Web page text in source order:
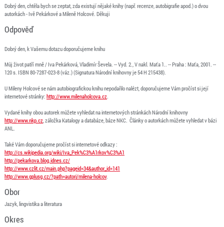
Dobrý den, chtěla bych se zeptat, zda existují nějaké knihy (např. recenze, autobigrafie apod.) o dvou
autorkách - Ivě Pekárkové a Mileně Holcové. Děkuji
Odpověď
Dobrý den, k Vašemu dotazu doporučujeme knihu
Můj život patří mně / Iva Pekárková, Vladimír Ševela. -- Vyd. 2., V nakl. Maťa 1.. -- Praha : Maťa, 2001. --
120 s. ISBN 80-7287-023-8 (váz.) (Signatura Národní knihovny je 54 H 215438).
U Mileny Holcové se nám autobiografickou knihu nepodařilo nalézt, doporučujeme Vám pročíst si její
internetové stránky: http://www.milenaholcova.cz.
Vydané knihy obou autorek můžete vyhledat na internetových stránkách Národní knihovny
http://www.nkp.cz, záložka Katalogy a databáze, báze NKC. Články o autorkách můžete vyhledat v bázi
ANL.
Také Vám doporučujeme pročíst si internetové odkazy :
http://cs.wikipedia.org/wiki/Iva_Pek%C3%A1rkov%C3%A1
http://pekarkova.blog.idnes.cz/
http://www.czlit.cz/main.php?pageid=34&author_id=141
http://www.gplusg.cz/?path=autori/milena-holcov.
Obor
Jazyk, lingvistika a literatura
Okres